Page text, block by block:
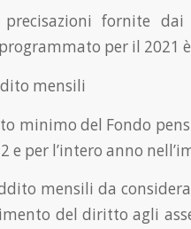
precisazioni fornite
per il 2021
mensili
minimo del Fondo
e per l’intero anno
mensili da
del diritto agli